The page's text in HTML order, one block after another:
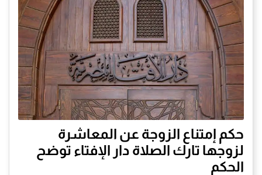
حكم إمتناع الزوجة عن المعاشرة
لزوجها تارك الصلاة دار الإفتاء توضح
الحكم